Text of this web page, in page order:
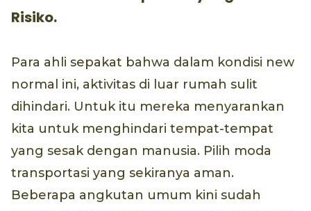
Risiko.
Para ahli sepakat bahwa dalam kondisi new
normal ini, aktivitas di luar rumah sulit
dihindari. Untuk itu mereka menyarankan
kita untuk menghindari tempat-tempat
yang sesak dengan manusia. Pilih moda
transportasi yang sekiranya aman.
Beberapa angkutan umum kini sudah